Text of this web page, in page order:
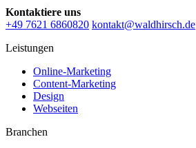
Kontaktiere uns
+49 7621 6860820 kontakt@waldhirsch.de
Leistungen
Online-Marketing
Content-Marketing
Design
Webseiten
Branchen